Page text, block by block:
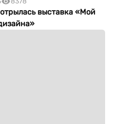
выставка «Мой